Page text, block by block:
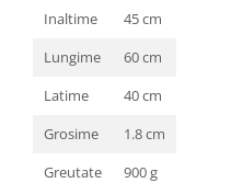
Inaltime
45 cm
Lungime
60 cm
Latime
40 cm
Grosime
1.8 cm
Greutate
900 g